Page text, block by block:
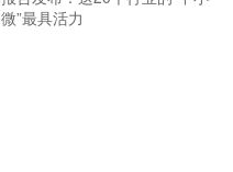
微”最具活力